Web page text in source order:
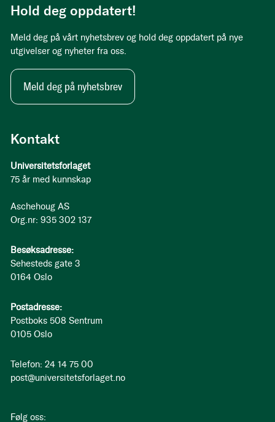
Kontakt
Universitetsforlaget
75 år med kunnskap
Aschehoug AS
Org.nr: 935 302 137
Besøksadresse:
Sehesteds gate 3
0164 Oslo
Postadresse:
Postboks 508 Sentrum
0105 Oslo
Telefon: 24 14 75 00
post@universitetsforlaget.no
Følg oss:
Hold deg oppdatert!
Meld deg på vårt nyhetsbrev og hold deg oppdatert på nye
utgivelser og nyheter fra oss.
Meld deg på nyhetsbrev